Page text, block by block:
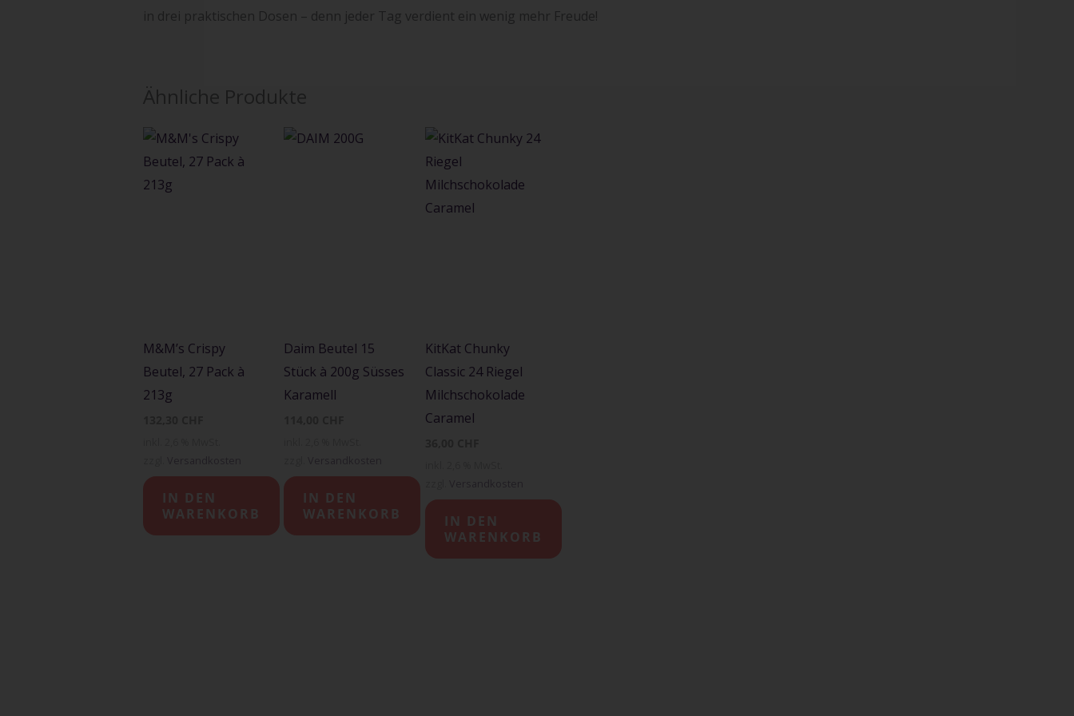
in drei praktischen Dosen – denn jeder Tag verdient ein wenig mehr Freude!
Ähnliche Produkte
M&M’s Crispy
Beutel, 27 Pack à
213g
IN DEN
WARENKORB
Daim Beutel 15
Stück à 200g Süsses
Karamell
IN DEN
WARENKORB
KitKat Chunky
Classic 24 Riegel
Milchschokolade
Caramel
IN DEN
WARENKORB